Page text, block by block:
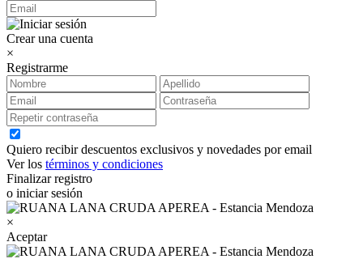
Crear una cuenta
×
Registrarme
Quiero recibir descuentos exclusivos y novedades por email
Ver los términos y condiciones
Finalizar registro
o iniciar sesión
×
Aceptar